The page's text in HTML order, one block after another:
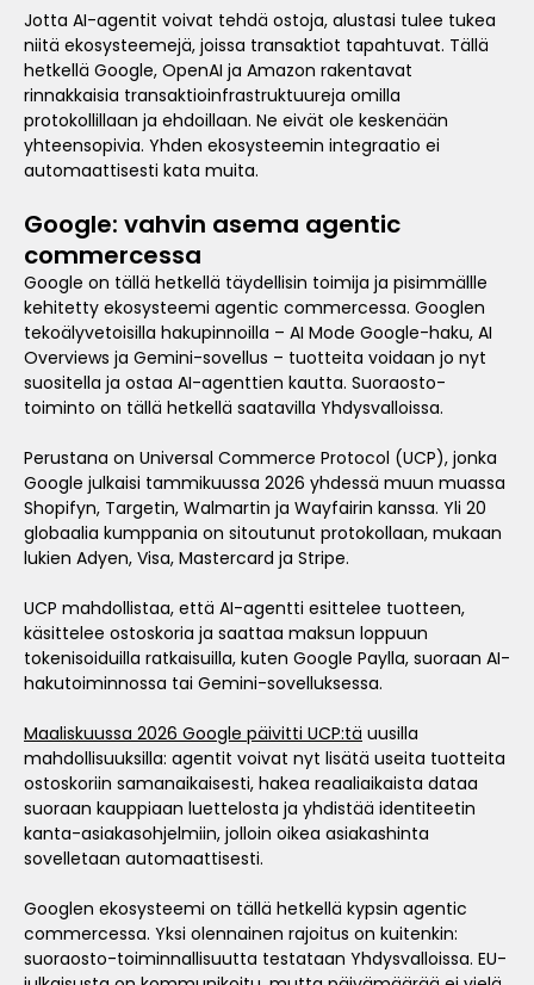
Jotta AI-agentit voivat tehdä ostoja, alustasi tulee tukea
niitä ekosysteemejä, joissa transaktiot tapahtuvat. Tällä
hetkellä Google, OpenAI ja Amazon rakentavat
rinnakkaisia transaktioinfrastruktuureja omilla
protokollillaan ja ehdoillaan. Ne eivät ole keskenään
yhteensopivia. Yhden ekosysteemin integraatio ei
automaattisesti kata muita.
Google: vahvin asema agentic
commercessa
Google on tällä hetkellä täydellisin toimija ja pisimmällle
kehitetty ekosysteemi agentic commercessa. Googlen
tekoälyvetoisilla hakupinnoilla – AI Mode Google-haku, AI
Overviews ja Gemini-sovellus – tuotteita voidaan jo nyt
suositella ja ostaa AI-agenttien kautta. Suoraosto-
toiminto on tällä hetkellä saatavilla Yhdysvalloissa.
Perustana on Universal Commerce Protocol (UCP), jonka
Google julkaisi tammikuussa 2026 yhdessä muun muassa
Shopifyn, Targetin, Walmartin ja Wayfairin kanssa. Yli 20
globaalia kumppania on sitoutunut protokollaan, mukaan
lukien Adyen, Visa, Mastercard ja Stripe.
UCP mahdollistaa, että AI-agentti esittelee tuotteen,
käsittelee ostoskoria ja saattaa maksun loppuun
tokenisoiduilla ratkaisuilla, kuten Google Paylla, suoraan AI-
hakutoiminnossa tai Gemini-sovelluksessa.
Maaliskuussa 2026 Google päivitti UCP:tä uusilla
mahdollisuuksilla: agentit voivat nyt lisätä useita tuotteita
ostoskoriin samanaikaisesti, hakea reaaliaikaista dataa
suoraan kauppiaan luettelosta ja yhdistää identiteetin
kanta-asiakasohjelmiin, jolloin oikea asiakashinta
sovelletaan automaattisesti.
Googlen ekosysteemi on tällä hetkellä kypsin agentic
commercessa. Yksi olennainen rajoitus on kuitenkin:
suoraosto-toiminnallisuutta testataan Yhdysvalloissa. EU-